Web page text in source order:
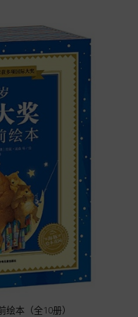
绘本（全10册）